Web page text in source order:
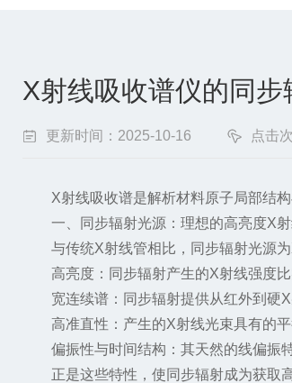
X射线吸收谱仪的同
更新时间：2025-10-16 点击
X射线吸收谱是解析材料原子局部结构
一、同步辐射光源：理想的高亮度X射
与传统X射线管相比，同步辐射光源为
高亮度：同步辐射产生的X射线强度比
宽连续谱：同步辐射提供从红外到硬X
高准直性：产生的X射线光束具有的平
偏振性与时间结构：其天然的线偏振特
正是这些特性，使同步辐射成为获取高